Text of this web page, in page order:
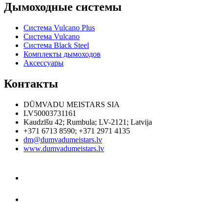
Дымоходные системы
Система Vulcano Plus
Система Vulcano
Система Black Steel
Комплекты дымоходов
Аксессуары
Контакты
DŪMVADU MEISTARS SIA
LV50003731161
Kaudzīšu 42; Rumbula; LV-2121 ; Latvija
+371 6713 8590; +371 2971 4135
dm@dumvadumeistars.lv
www.dumvadumeistars.lv